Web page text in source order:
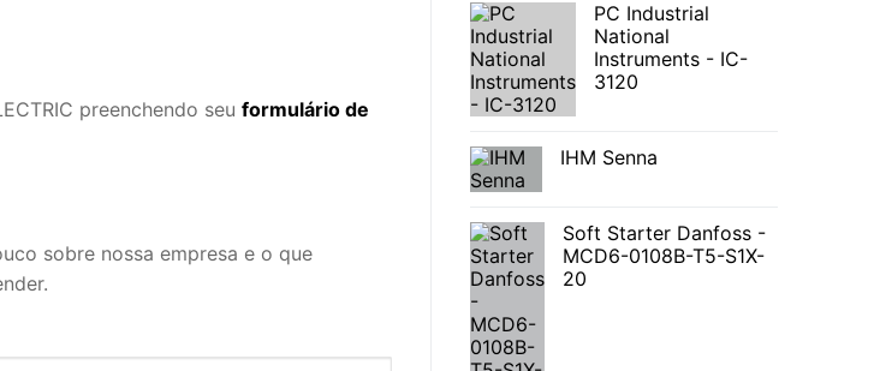
preenchendo seu formulário de
sobre nossa empresa e o que
PC Industrial
National
Instruments - IC-
3120
IHM Senna
Soft Starter Danfoss -
MCD6-0108B-T5-S1X-
20